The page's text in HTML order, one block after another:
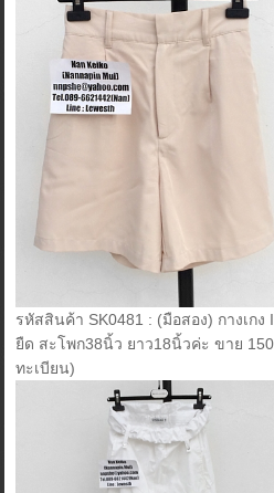
รหัสสินค้า SK0481 : (มือสอง) กางเกง
ยืด สะโพก38นิ้ว ยาว18นิ้วค่ะ ขาย
ทะเบียน)